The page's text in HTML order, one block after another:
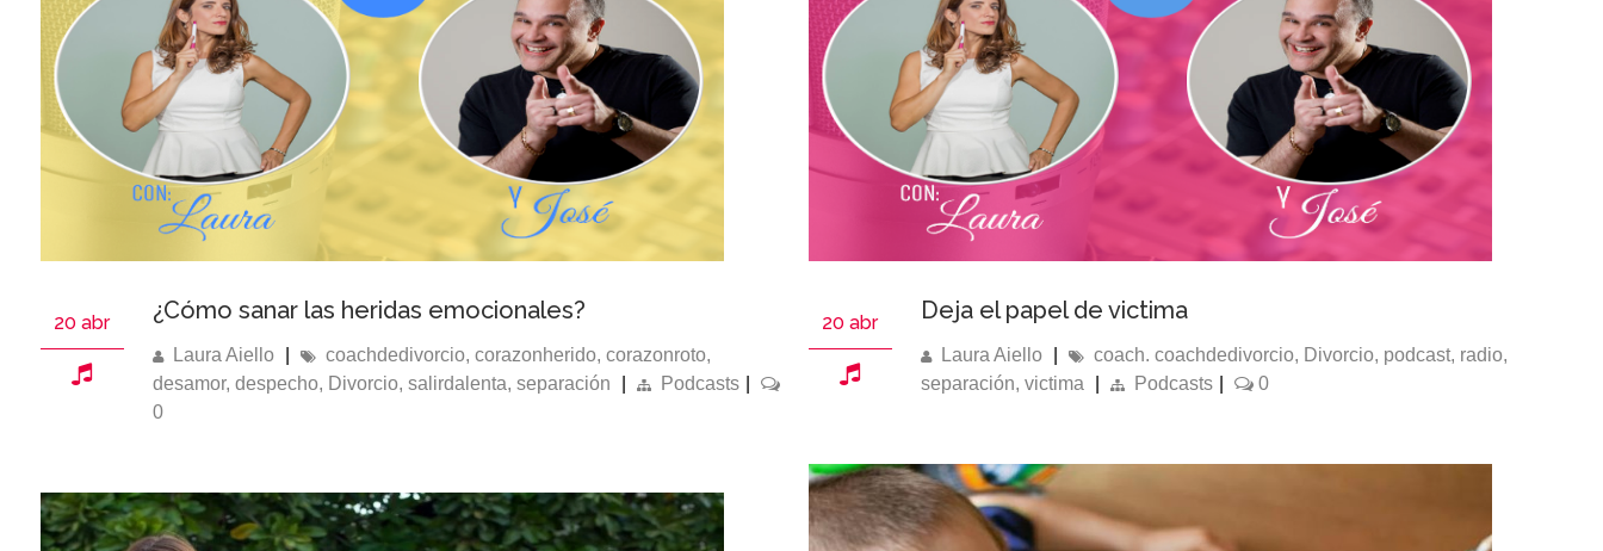
20 abr ¿Cómo sanar las heridas emocionales?
Laura Aiello coachdedivorcio, corazonherido, corazonroto,
desamor, despecho, Divorcio, salirdalenta, separación Podcasts
0
20 abr Deja el papel de victima
Laura Aiello coach. coachdedivorcio, Divorcio, podcast, radio,
separación, victima Podcasts 0